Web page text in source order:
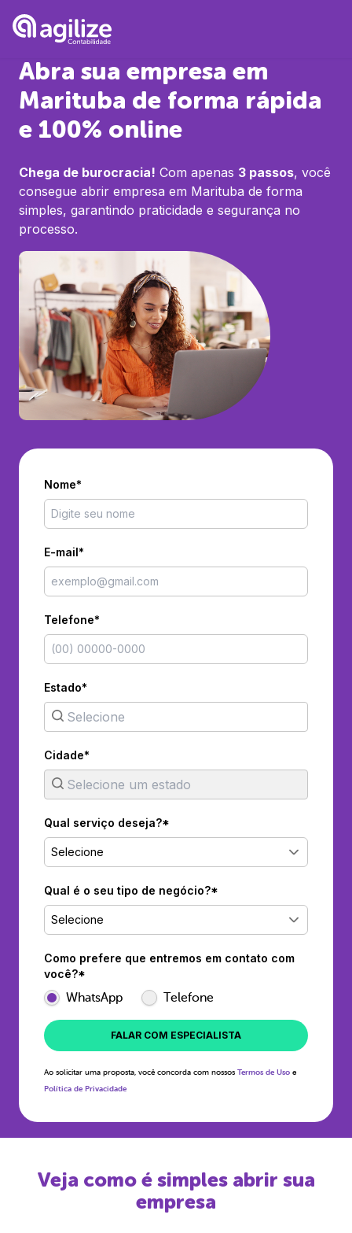
Abra sua empresa em
Marituba de forma rápida
e 100% online
Chega de burocracia! Com apenas 3 passos, você
consegue abrir empresa em Marituba de forma
simples, garantindo praticidade e segurança no
processo.
Nome*
E-mail*
Telefone*
Estado*
Cidade*
Qual serviço deseja?*
Selecione
Qual é o seu tipo de negócio?*
Selecione
Como prefere que entremos em contato com
você?*
WhatsApp Telefone
FALAR COM ESPECIALISTA
Ao solicitar uma proposta, você concorda com nossos Termos de Uso e
Política de Privacidade
Veja como é simples abrir sua
empresa